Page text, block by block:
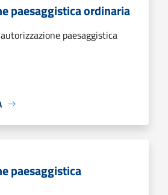
paesaggistica ordinaria
paesaggistica
paesaggistica